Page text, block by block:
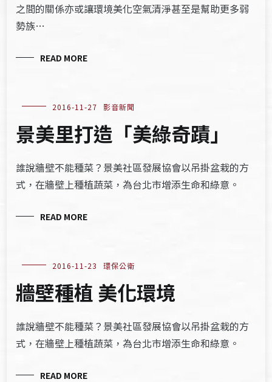
之間的關係亦或讓環境美化空氣清淨甚至是幫助更多弱
勢族…
READ MORE
2016-11-27 影音新聞
景美里打造「美綠奇蹟」
誰說牆壁不能種菜？景美社區發展協會以吊掛盆栽的方
式，在牆壁上種植蔬菜，為台北市增添生命和綠意。
READ MORE
2016-11-23 環保公衛
牆壁種植 美化環境
誰說牆壁不能種菜？景美社區發展協會以吊掛盆栽的方
式，在牆壁上種植蔬菜，為台北市增添生命和綠意。
READ MORE